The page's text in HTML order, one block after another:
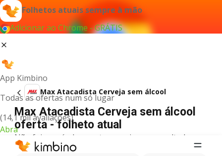
Folhetos atuais sempre à mão
Adicionar ao Chrome - GRÁTIS
App Kimbino
Todas as ofertas num só lugar
(14,1 mil avaliações)
Abra
Max Atacadista Cerveja sem álcool
Max Atacadista Cerveja sem álcool
oferta - folheto atual
Não foi possível encontrar quaisquer resultados
para este termo.